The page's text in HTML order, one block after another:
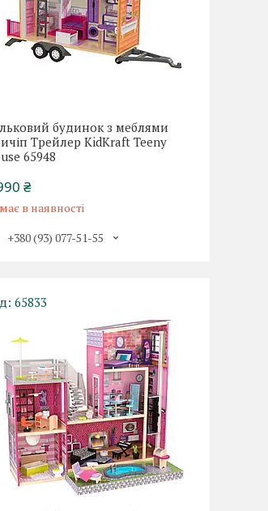
будинок з меблями
Трейлер KidKraft Teeny
65948
₴
в наявності
+380 (93) 077-51-55
65833